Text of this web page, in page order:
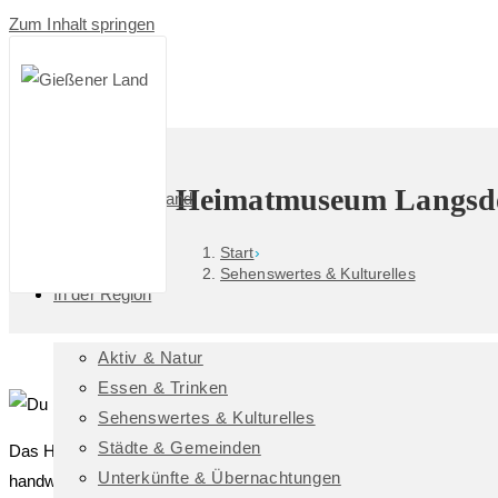
Zum Inhalt springen
Das GießenerLand
In der Region
Aktiv & Natur
Essen & Trinken
Sehenswertes & Kulturelles
Städte & Gemeinden
Unterkünfte & Übernachtungen
Heimatmuseum
Start›
Sehenswertes & Kulturelles
Das Heimatmuseum ist ein vom OGV Langsdorf liebevoll
handwerkliche Geräte, eine Schuhmacherwerkstatt,